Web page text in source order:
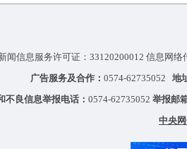
闻信息服务许可证：33120200012 信息网
广告服务及合作： 0574-62735052 地
不良信息举报电话： 0574-62735052 举报邮
中央